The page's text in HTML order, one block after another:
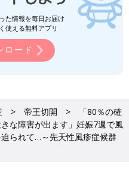
なりました。それを聞いて、
たと思いました」（西村さ
予定日よりも約1カ月半早く
材・文／酒井有美、たまひ
た情報を毎日お届け
使える無料アプリ
ロード
帝王切開
「80％の確
な障害が出ます」妊娠7週で風
られて…～先天性風疹症候群